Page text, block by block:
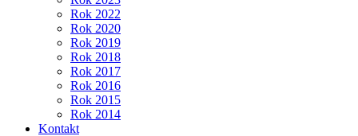
Rok 2022
Rok 2020
Rok 2019
Rok 2018
Rok 2017
Rok 2016
Rok 2015
Rok 2014
Kontakt